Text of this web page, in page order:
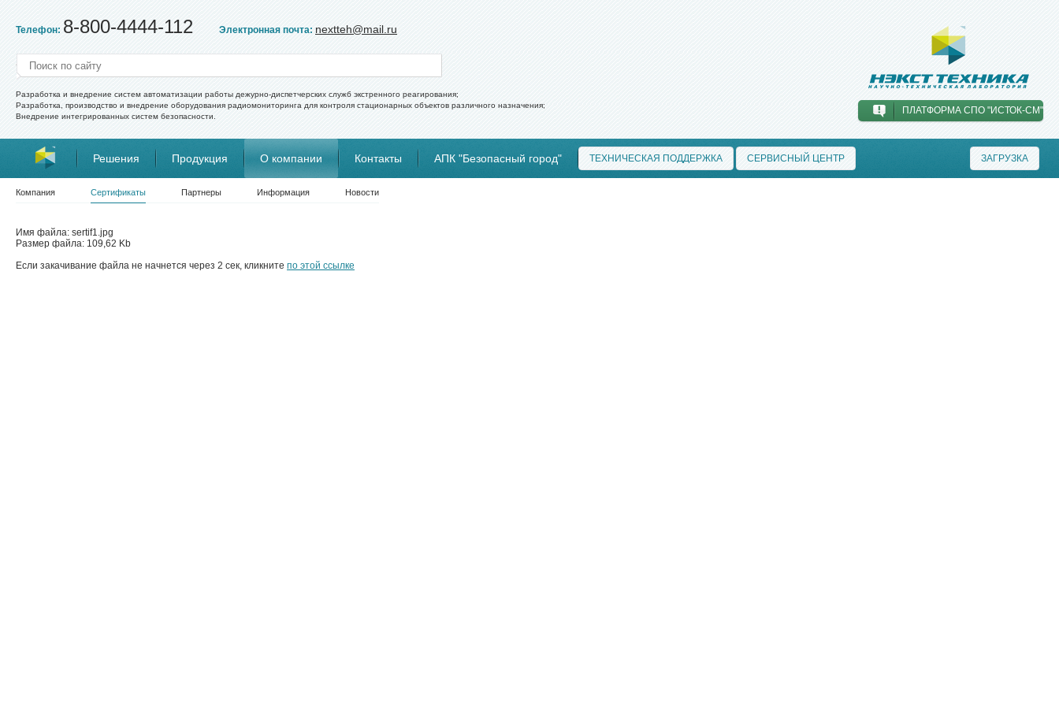
Телефон: 8-800-4444-112 Электронная почта: nextteh@mail.ru
Разработка и внедрение систем автоматизации работы дежурно-диспетчерских служб экстренного реагирования;
Разработка, производство и внедрение оборудования радиомониторинга для контроля стационарных объектов различного назначения;
Внедрение интегрированных систем безопасности.
ПЛАТФОРМА СПО "ИСТОК-СМ"
Решения Продукция О компании Контакты АПК "Безопасный город" ТЕХНИЧЕСКАЯ ПОДДЕРЖКА СЕРВИСНЫЙ ЦЕНТР ЗАГРУЗКА
Компания Сертификаты Партнеры Информация Новости
Имя файла: sertif1.jpg
Размер файла: 109,62 Kb
Если закачивание файла не начнется через 2 сек, кликните по этой ссылке